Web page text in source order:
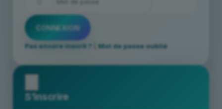
Pas encore inscrit ? Mot de passe oublié
S’inscrire